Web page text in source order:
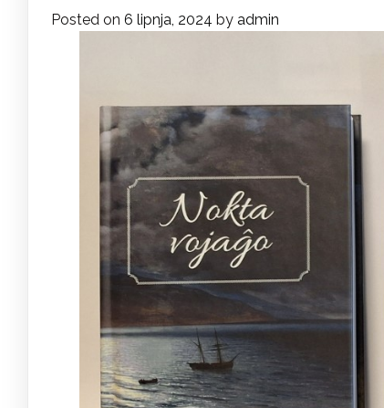
Posted on 6 lipnja, 2024 by admin